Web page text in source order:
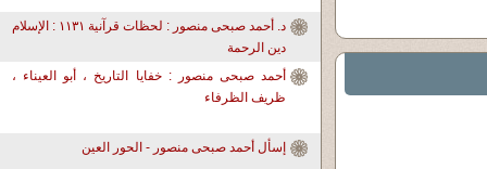
د. أحمد صبحى منصور : لحظات قرآنية ١١٣١ : الإسلام
دين الرحمة
أحمد صبحى منصور : خفايا التاريخ ، أبو العيناء ،
ظريف الظرفاء
إسأل أحمد صبحى منصور - الحور العين